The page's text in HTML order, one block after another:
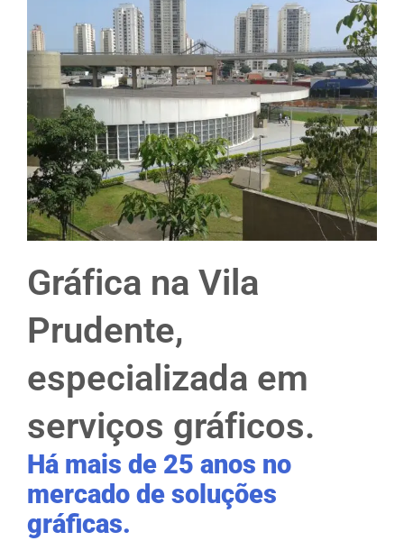
Gráfica na Vila
Prudente,
especializada em
serviços gráficos.
Há mais de 25 anos no
mercado de soluções
gráficas.